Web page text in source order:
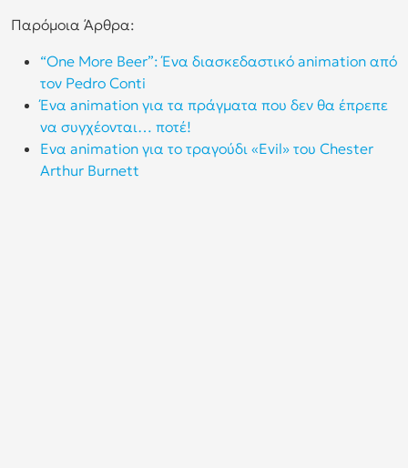
Παρόμοια Άρθρα:
“One More Beer”: Ένα διασκεδαστικό animation από
τον Pedro Conti
Ένα animation για τα πράγματα που δεν θα έπρεπε
να συγχέονται… ποτέ!
Ενα animation για το τραγούδι «Evil» του Chester
Arthur Burnett